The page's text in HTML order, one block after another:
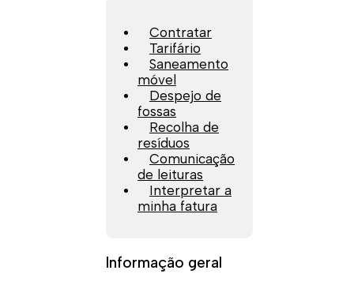
Contratar
Tarifário
Saneamento
móvel
Despejo de
fossas
Recolha de
resíduos
Comunicação
de leituras
Interpretar a
minha fatura
Informação geral